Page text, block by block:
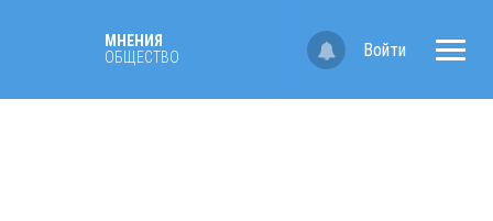
МНЕНИЯ
ОБЩЕСТВО
Войти